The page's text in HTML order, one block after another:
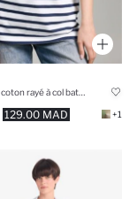
129.00 MAD +1